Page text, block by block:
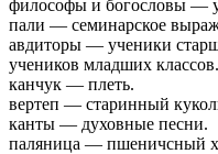
философы и богословы —
пали — семинарское
авдиторы — ученики
учеников младших классов.
канчук — плеть.
вертеп — старинный
канты — духовные песни.
паляница — пшеничсный